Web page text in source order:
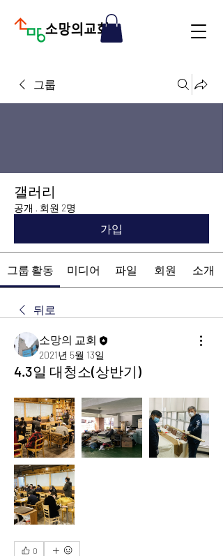
그룹
갤러리
공개 · 회원 2명
가입
그룹 활동 미디어 파일 회원 소개
뒤로
소망의 교회
2021년 5월 13일
4.3일 대청소(상반기)
0